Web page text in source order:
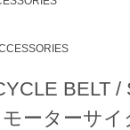
BELT
ーターサイ